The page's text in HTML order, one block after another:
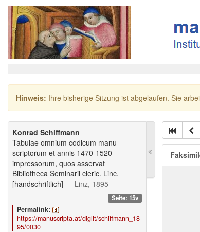
Hinweis: Ihre bisherige Sitzung ist abgelaufen. Sie
Konrad Schiffmann
Tabulae omnium codicum manu
scriptorum et annis 1470-1520
impressorum, quos asservat
Bibliotheca Seminarii cleric. Linc.
[handschriftlich] — Linz, 1895
Seite: 15v
Permalink:
https://manuscripta.at/diglit/schiffmann_18
95/0030